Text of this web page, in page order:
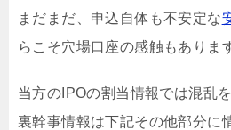
まだまだ、申込自体も不安定な
らこそ穴場口座の感触もありま
当方のIPOの割当情報では混乱
裏幹事情報は下記その他部分に